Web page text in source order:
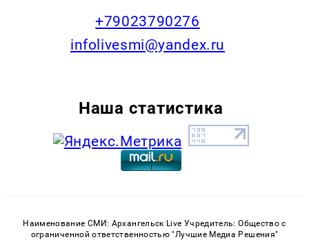
+79023790276
infolivesmi@yandex.ru
Наша статистика
Наименование СМИ: Архангельск Live Учредитель: Общество с
ограниченной ответственностью "Лучшие Медиа Решения"